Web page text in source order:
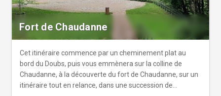
Fort de Chaudanne
Cet itinéraire commence par un cheminement plat au
bord du Doubs, puis vous emmènera sur la colline de
Chaudanne, à la découverte du fort de Chaudanne, sur un
itinéraire tout en relance, dans une succession de